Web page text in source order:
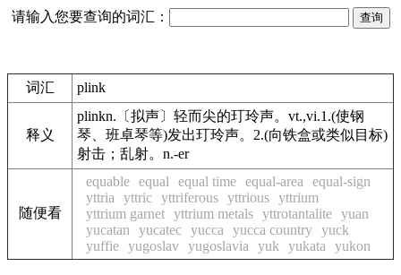
请输入您要查询的词汇：
词汇 plink
释义
plinkn.〔拟声〕轻而尖的玎玲声。vt.,vi.1.(使钢
琴、班卓琴等)发出玎玲声。2.(向铁盒或类似目标)
射击；乱射。n.-er
随便看
equable equal equal time equal-area
equal-sign
yttria
yttric yttriferous yttrious yttrium
yttrium garnet yttrium metals yttrotantalite yuan
yucatan
yucatec yucca yucca country yuck
yuffie yugoslav yugoslavia yuk yukata yukon